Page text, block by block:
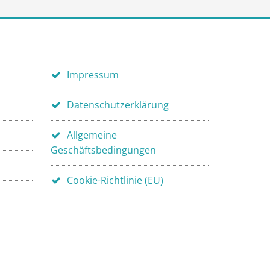
Impressum
Datenschutzerklärung
Allgemeine
Geschäftsbedingungen
Cookie-Richtlinie (EU)